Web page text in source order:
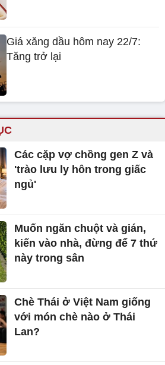
Giá xăng dầu hôm nay 22/7:
Tăng trở lại
Các cặp vợ chồng gen Z và
'trào lưu ly hôn trong giấc
ngủ'
Muốn ngăn chuột và gián,
kiến vào nhà, đừng để 7 thứ
này trong sân
Chè Thái ở Việt Nam giống
với món chè nào ở Thái
Lan?